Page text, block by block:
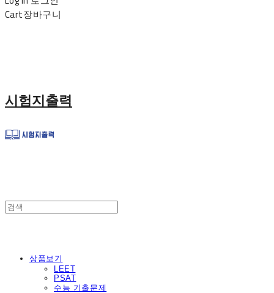
Cart장바구니
시험지출력
상품보기
LEET
PSAT
수능 기출문제